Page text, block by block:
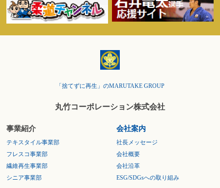
「捨てずに再生」のMARUTAKE GROUP
丸竹コーポレーション株式会社
事業紹介
テキスタイル事業部
フレスコ事業部
繊維再生事業部
シニア事業部
会社案内
社長メッセージ
会社概要
会社沿革
ESG/SDGsへの取り組み